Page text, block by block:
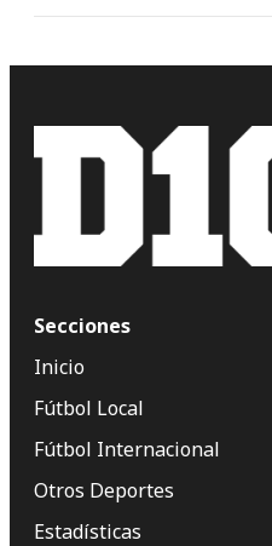
Secciones
Inicio
Fútbol Local
Fútbol Internacional
Otros Deportes
Estadísticas